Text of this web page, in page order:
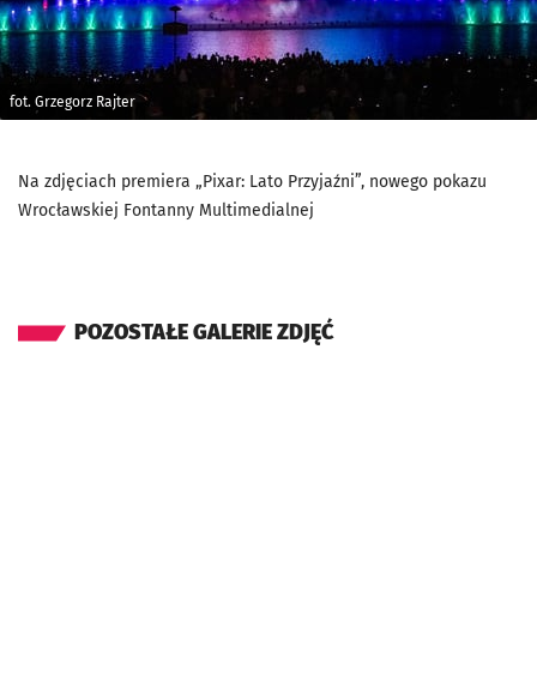
fot. Grzegorz Rajter
Na zdjęciach premiera „Pixar: Lato Przyjaźni”, nowego pokazu
Wrocławskiej Fontanny Multimedialnej
POZOSTAŁE GALERIE ZDJĘĆ